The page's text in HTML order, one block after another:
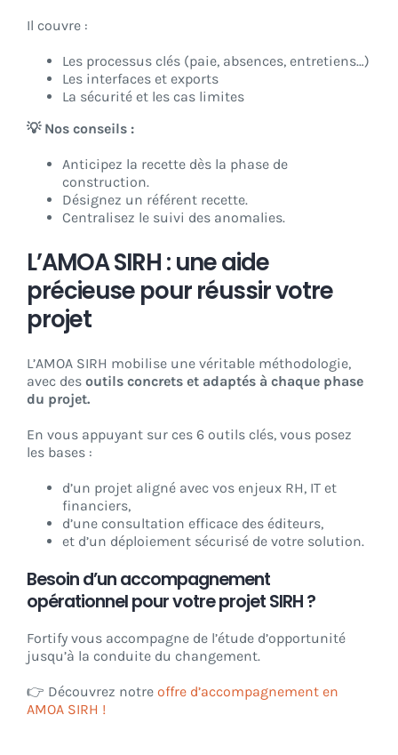
Il couvre :
Les processus clés (paie, absences, entretiens…)
Les interfaces et exports
La sécurité et les cas limites
💡 Nos conseils :
Anticipez la recette dès la phase de
construction.
Désignez un référent recette.
Centralisez le suivi des anomalies.
L’AMOA SIRH : une aide
précieuse pour réussir votre
projet
L’AMOA SIRH mobilise une véritable méthodologie,
avec des outils concrets et adaptés à chaque phase
du projet.
En vous appuyant sur ces 6 outils clés, vous posez
les bases :
d’un projet aligné avec vos enjeux RH, IT et
financiers,
d’une consultation efficace des éditeurs,
et d’un déploiement sécurisé de votre solution.
Besoin d’un accompagnement
opérationnel pour votre projet SIRH ?
Fortify vous accompagne de l’étude d’opportunité
jusqu’à la conduite du changement.
👉 Découvrez notre offre d’accompagnement en
AMOA SIRH !